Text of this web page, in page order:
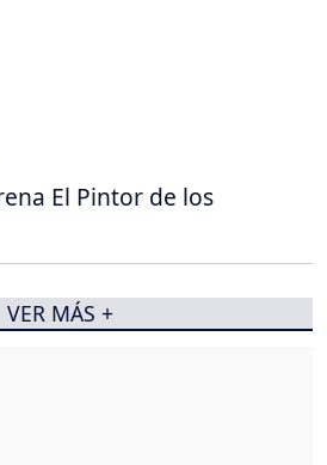
El Pintor de los
VER MÁS +